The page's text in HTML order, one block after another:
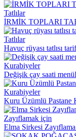
Tatlılar
İRMİK TOPLARI
Tatlılar
Havuç rüyası tatlısı
Kurabiyeler
Değişik çay saati
Kurabiyeler
Kuru Üzümlü Pastane
Zayıflamak için
Elma Sirkesi